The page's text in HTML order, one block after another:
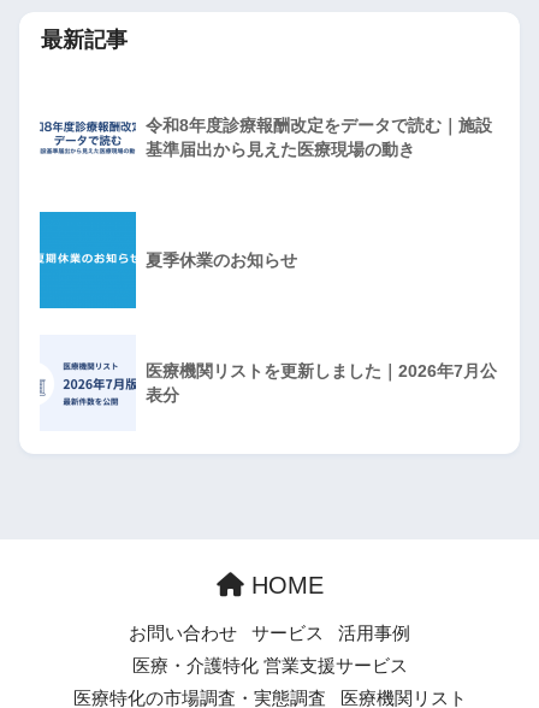
最新記事
令和8年度診療報酬改定をデータで読む｜施設
基準届出から見えた医療現場の動き
夏季休業のお知らせ
医療機関リストを更新しました｜2026年7月公
表分
HOME
お問い合わせ サービス
活用事例
医療・介護特化 営業支援サービス
医療特化の市場調査・実態調査
医療機関リスト